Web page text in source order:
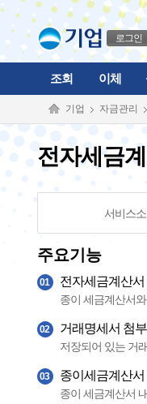
로그인
조회 이체
기업 자금관리
전자세금
서비스
주요기능
01 전자세금계산
종이 세금계산서
02 거래명세서 첨
저장되어 있는 거
03 종이세금계산
종이 세금계산서